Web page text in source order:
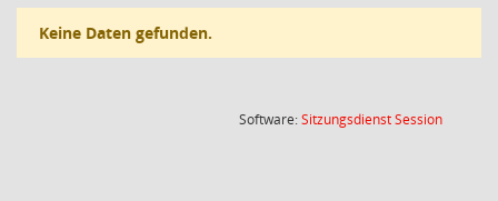
Keine Daten gefunden.
Software:SitzungsdienstSession(Wird in